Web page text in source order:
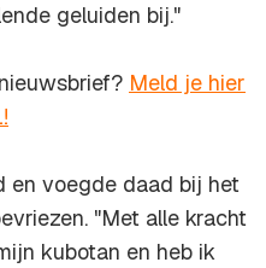
geluiden bij."
Meld je hier
en voegde daad bij het
"Met alle kracht
kubotan en heb ik